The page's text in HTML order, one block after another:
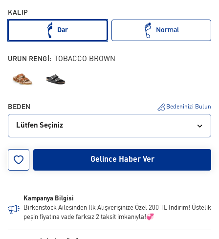
KALIP
Dar Normal
URUN RENGI: TOBACCO BROWN
BEDEN Bedeninizi Bulun
Lütfen Seçiniz
Gelince Haber Ver
Kampanya Bilgisi
Birkenstock Ailesinden İlk Alışverişinize Özel 200 TL İndirim! Üstelik
peşin fiyatına vade farksız 2 taksit imkanıyla!💞